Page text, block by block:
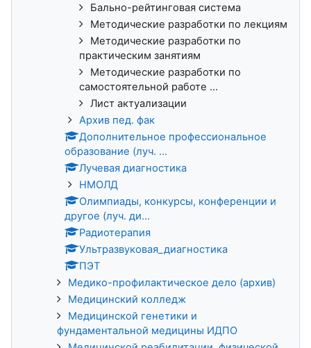
Бально-рейтинговая система
Методические разработки по лекциям
Методические разработки по
практическим занятиям
Методические разработки по
самостоятельной работе ...
Лист актуализации
Архив пед. фак
Дополнительное профессиональное
образование (луч. ...
Лучевая диагностика
НМОЛД
Олимпиады, конкурсы, конференции и
другое (луч. ди...
Радиотерапия
Ультразвуковая_диагностика
ПЭТ
Медико-профилактическое дело (архив)
Медицинский колледж
Медицинской генетики и
фундаментальной медицины ИДПО